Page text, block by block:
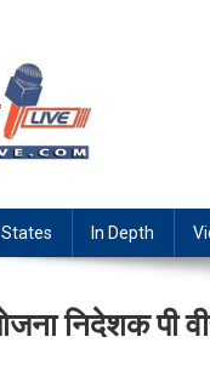
States In Depth
निदेशक पी